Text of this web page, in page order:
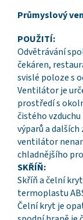
Průmyslový
POUŽITÍ:
Odvětrávání
čekáren,
svislé poloze s
Ventilátor je
prostředí s
čistého
výparů a
ventilátor
chladnějšího
SKŘÍŇ:
Skříň a čelní
termoplastu
Čelní kryt je